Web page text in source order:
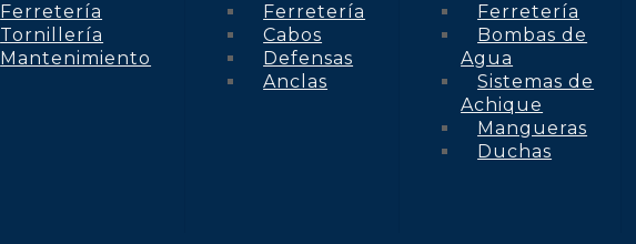
Ferretería
Tornillería
Mantenimiento
Ferretería
Cabos
Defensas
Anclas
Ferretería
Bombas de
Agua
Sistemas de
Achique
Mangueras
Duchas